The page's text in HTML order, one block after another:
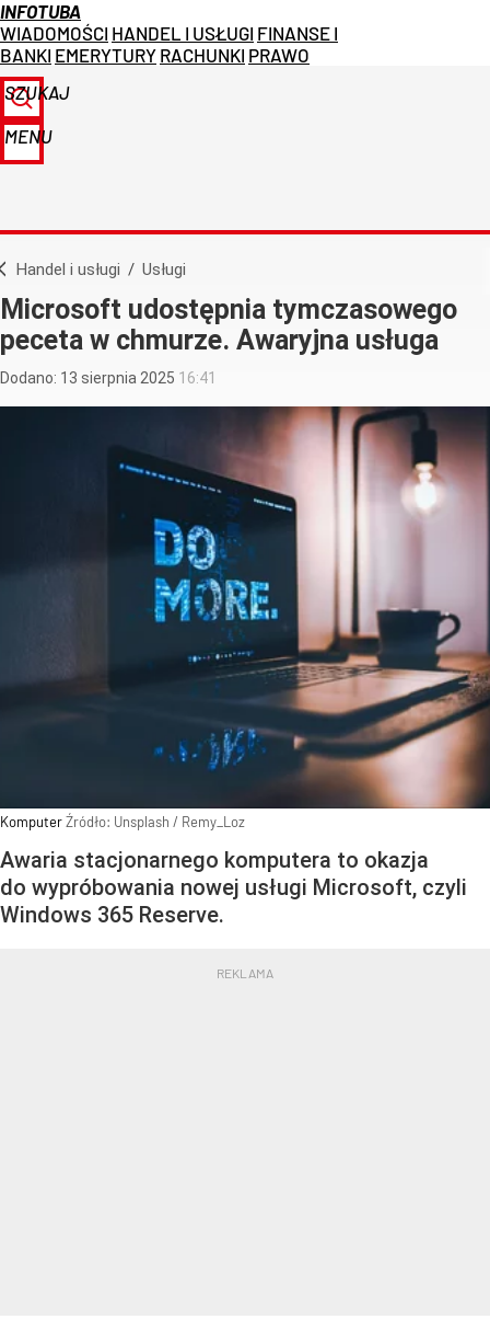
INFOTUBA
WIADOMOŚCI HANDEL I USŁUGI FINANSE I
BANKI EMERYTURY RACHUNKI PRAWO
SZUKAJ
MENU
Handel i usługi / Usługi
Microsoft udostępnia tymczasowego
peceta w chmurze. Awaryjna usługa
Dodano: 13 sierpnia 2025 16:41
KomputerŹródło: Unsplash / Remy_Loz
Awaria stacjonarnego komputera to okazja
do wypróbowania nowej usługi Microsoft, czyli
Windows 365 Reserve.